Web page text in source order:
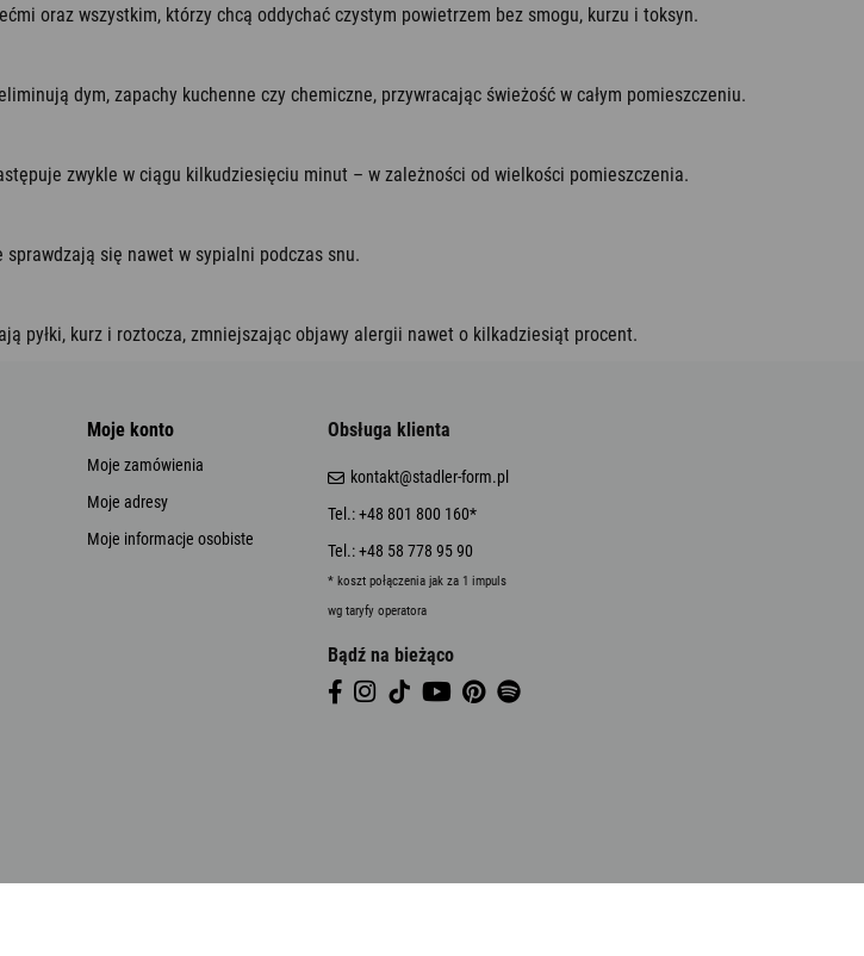
oraz wszystkim, którzy chcą oddychać czystym powietrzem bez smogu, kurzu i toksyn.
dym, zapachy kuchenne czy chemiczne, przywracając świeżość w całym pomieszczeniu.
zwykle w ciągu kilkudziesięciu minut – w zależności od wielkości pomieszczenia.
się nawet w sypialni podczas snu.
pyłki, kurz i roztocza, zmniejszając objawy alergii nawet o kilkadziesiąt procent.
Moje konto
Moje zamówienia
Moje adresy
Moje informacje osobiste
Obsługa klienta
kontakt@stadler-form.pl
Tel.: +48 801 800 160*
Tel.: +48 58 778 95 90
* koszt połączenia jak za 1 impuls
wg taryfy operatora
Bądź na bieżąco